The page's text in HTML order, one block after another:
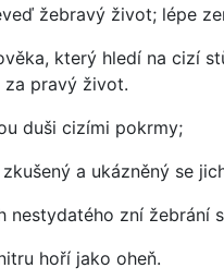
žebravý život; lépe
který hledí na cizí
pravý život.
duši cizími pokrmy;
a ukázněný se
nestydatého zní žebrání
hoří jako oheň.